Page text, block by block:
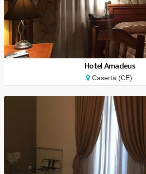
Hotel Amadeus
Caserta (CE)